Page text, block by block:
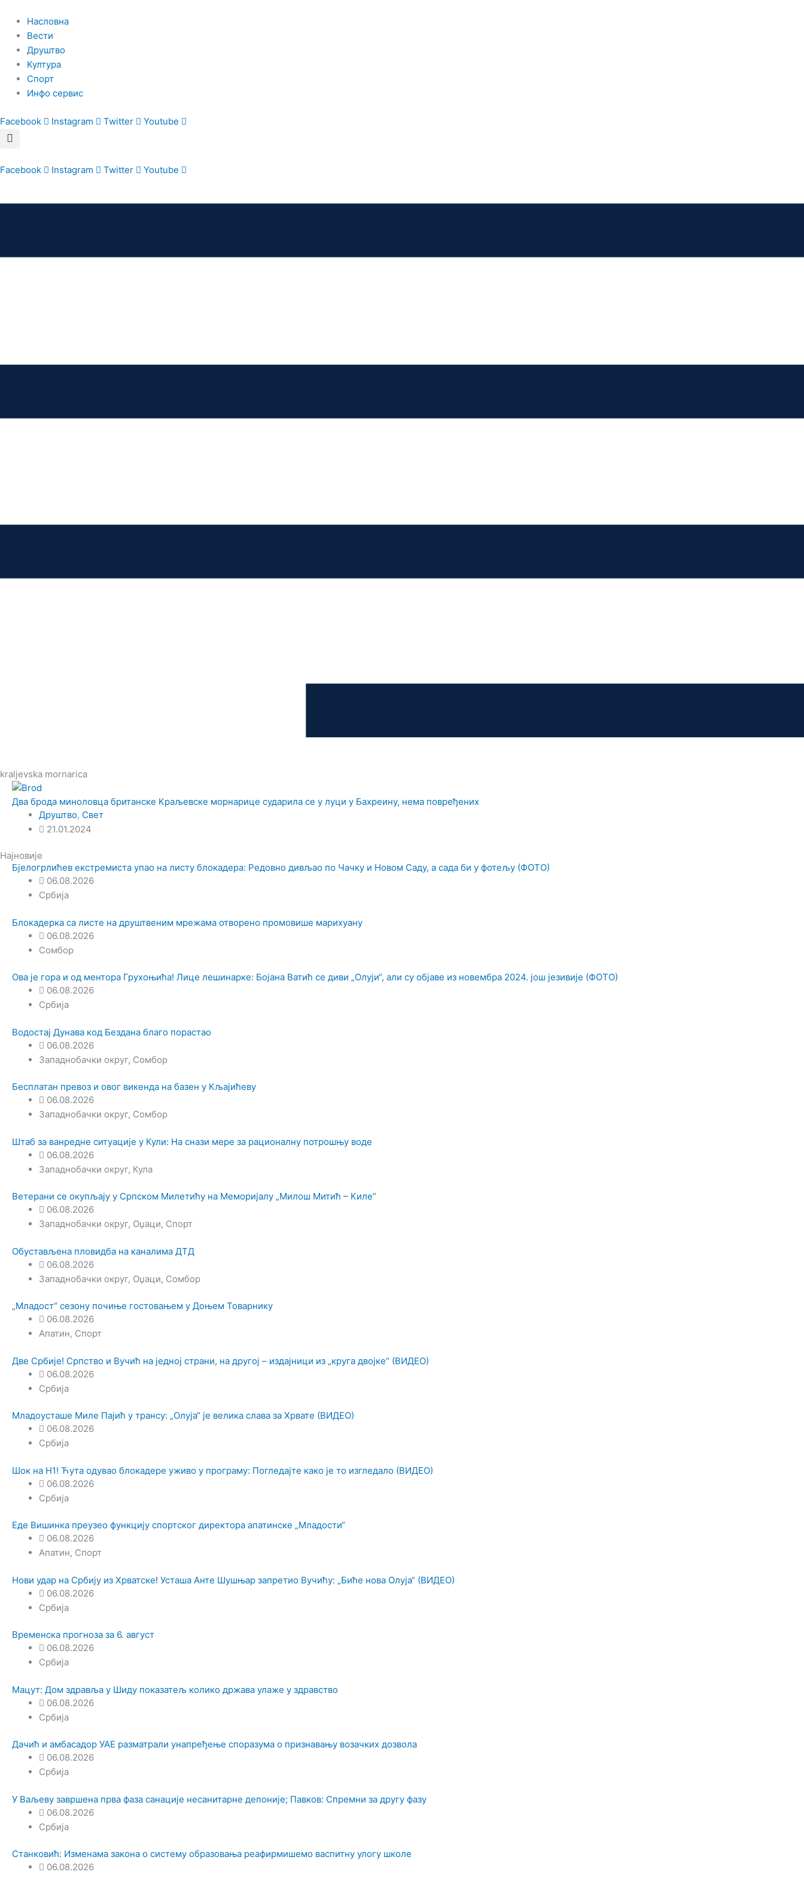
садржај
Насловна
Вести
Друштво
Култура
Спорт
Инфо сервис
Facebook Instagram Twitter Youtube
Facebook Instagram Twitter Youtube
kraljevska mornarica
Два брода миноловца британске Краљевске морнарице сударила се у луци у Бахреину, нема повређених
Друштво, Свет
21.01.2024
Најновије
Бјелогрлићев екстремиста упао на листу блокадера: Редовно дивљао по Чачку и Новом Саду, а сада би у фотељу (ФОТО)
06.08.2026
Србија
Блокадерка са листе на друштвеним мрежама отворено промовише марихуану
06.08.2026
Сомбор
Ова је гора и од ментора Грухоњића! Лице лешинарке: Бојана Ватић се диви „Олуји“, али су објаве из новембра 2024. још језивије (ФОТО)
06.08.2026
Србија
Водостај Дунава код Бездана благо порастао
06.08.2026
Западнобачки округ, Сомбор
Бесплатан превоз и овог викенда на базен у Кљајићеву
06.08.2026
Западнобачки округ, Сомбор
Штаб за ванредне ситуације у Кули: На снази мере за рационалну потрошњу воде
06.08.2026
Западнобачки округ, Кула
Ветерани се окупљају у Српском Милетићу на Меморијалу „Милош Митић – Киле“
06.08.2026
Западнобачки округ, Оџаци, Спорт
Обустављена пловидба на каналима ДТД
06.08.2026
Западнобачки округ, Оџаци, Сомбор
„Младост“ сезону почиње гостовањем у Доњем Товарнику
06.08.2026
Апатин, Спорт
Две Србије! Српство и Вучић на једној страни, на другој – издајници из „круга двојке“ (ВИДЕО)
06.08.2026
Србија
Младоусташе Миле Пајић у трансу: „Олуја“ је велика слава за Хрвате (ВИДЕО)
06.08.2026
Србија
Шок на Н1! Ћута одувао блокадере уживо у програму: Погледајте како је то изгледало (ВИДЕО)
06.08.2026
Србија
Еде Вишинка преузео функцију спортског директора апатинске „Младости“
06.08.2026
Апатин, Спорт
Нови удар на Србију из Хрватске! Усташа Анте Шушњар запретио Вучићу: „Биће нова Олуја“ (ВИДЕО)
06.08.2026
Србија
Временска прогноза за 6. август
06.08.2026
Србија
Мацут: Дом здравља у Шиду показатељ колико држава улаже у здравство
06.08.2026
Србија
Дачић и амбасадор УАЕ разматрали унапређење споразума о признавању возачких дозвола
06.08.2026
Србија
У Ваљеву завршена прва фаза санације несанитарне депоније; Павков: Спремни за другу фазу
06.08.2026
Србија
Станковић: Изменама закона о систему образовања реафирмишемо васпитну улогу школе
06.08.2026